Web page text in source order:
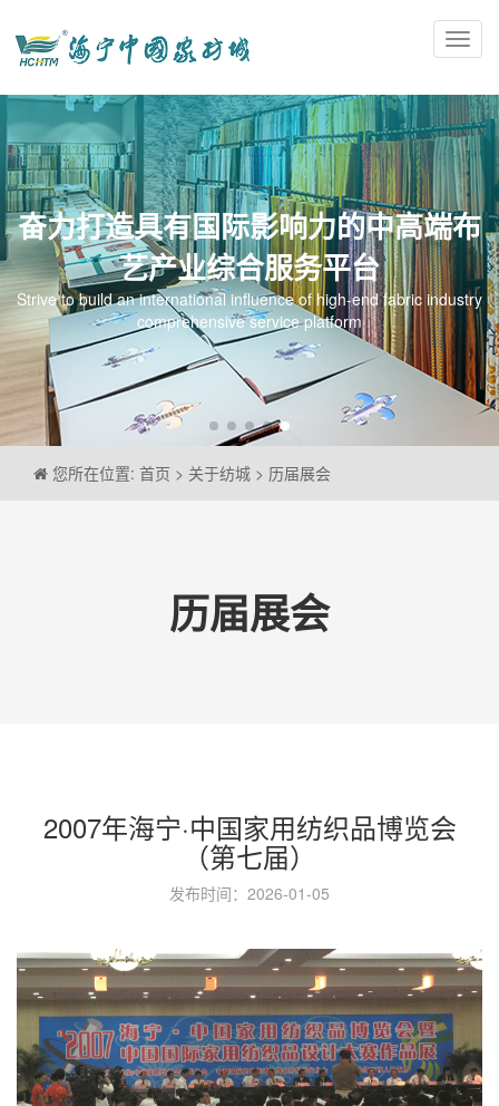
奋力打造具有国际影响力的中高端布
艺产业综合服务平台
Strive to build an international influence of high-end fabric industry
comprehensive service platform
您所在位置: 首页 > 关于纺城 > 历届展会
历届展会
2007年海宁·中国家用纺织品博览会
（第七届）
发布时间：2026-01-05